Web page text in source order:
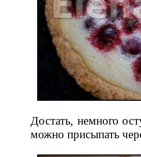
Достать, немного
можно присыпать